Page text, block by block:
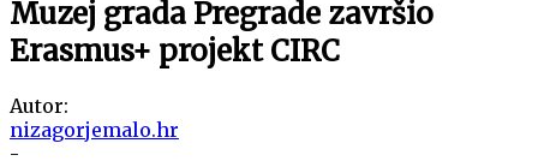
Muzej grada Pregrade završio
Erasmus+ projekt CIRC
Autor:
nizagorjemalo.hr
-